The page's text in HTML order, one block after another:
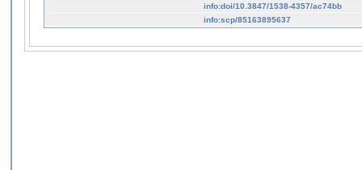
info:doi/10.3847/1538-4357/ac74bb
info:scp/85163895637